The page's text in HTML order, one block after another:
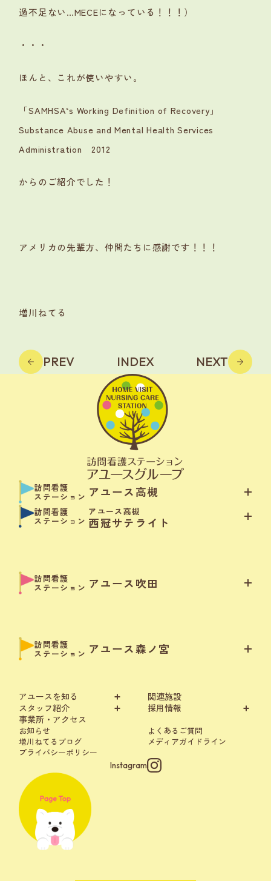
過不足ない…MECEになっている！！！）
・・・
ほんと、これが使いやすい。
「SAMHSA‘s Working Definition of Recovery」
Substance Abuse and Mental Health Services
Administration 2012
からのご紹介でした！
アメリカの先輩方、仲間たちに感謝です！！！
増川ねてる
PREV INDEX NEXT
訪問看護
ステーション アユース高槻
訪問看護
ステーション
アユース高槻
西冠サテライト
訪問看護
ステーション アユース吹田
訪問看護
ステーション アユース森ノ宮
アユースを知る
スタッフ紹介
事業所・アクセス
関連施設
採用情報
お知らせ
よくあるご質問
増川ねてるブログ
メディアガイドライン
プライバシーポリシー
Instagram